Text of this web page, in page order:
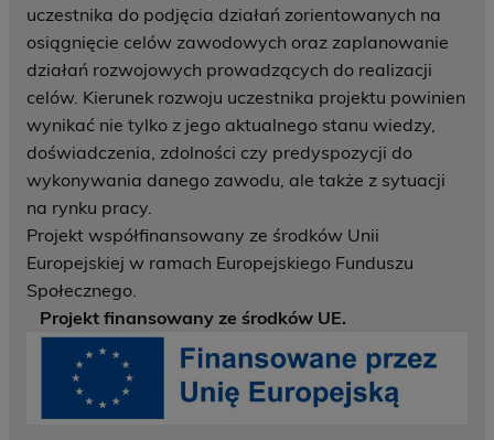
uczestnika do podjęcia działań zorientowanych na
osiągnięcie celów zawodowych oraz zaplanowanie
działań rozwojowych prowadzących do realizacji
celów. Kierunek rozwoju uczestnika projektu powinien
wynikać nie tylko z jego aktualnego stanu wiedzy,
doświadczenia, zdolności czy predyspozycji do
wykonywania danego zawodu, ale także z sytuacji
na rynku pracy.
Projekt współfinansowany ze środków Unii
Europejskiej w ramach Europejskiego Funduszu
Społecznego.
Projekt finansowany ze środków UE.